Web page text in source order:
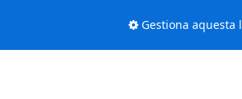
Gestiona aquesta